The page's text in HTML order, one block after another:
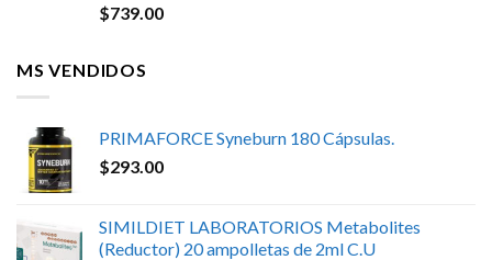
$739.00
MS VENDIDOS
PRIMAFORCE Syneburn 180 Cápsulas.
$293.00
SIMILDIET LABORATORIOS Metabolites
(Reductor) 20 ampolletas de 2ml C.U